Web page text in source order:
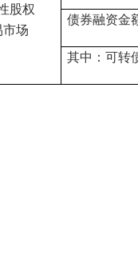
股权
市场
债券融资金
其中：可转